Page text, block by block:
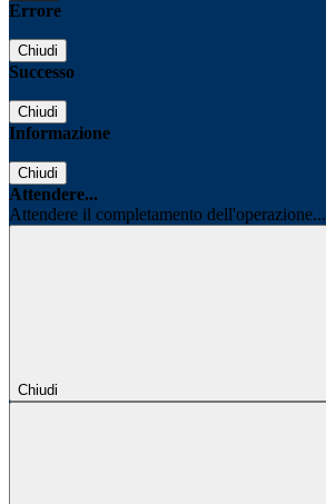
Errore
Chiudi
Successo
Chiudi
Informazione
Chiudi
Attendere...
Attendere il completamento dell'operazione...
Chiudi